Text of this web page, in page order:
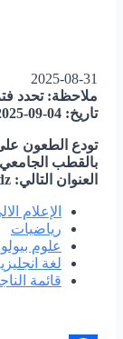
2025-08-31
تاريخ: 04-09-2025
تودع الطعون
بالقطب
العنوان التالي: sdpf@univ-medea.dz
الإعلام
رياضيات
علوم
لغة
قائمة